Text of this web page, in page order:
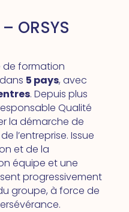
ORSYS
de formation
5 pays, avec
. Depuis plus
Qualité
la démarche de
l’entreprise. Issue
et de la
équipe et une
progressivement
groupe, à force de